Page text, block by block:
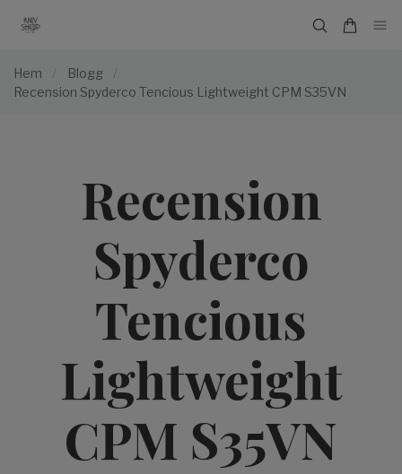
Hem / Blogg
/
Recension Spyderco Tencious Lightweight CPM S35VN
Recension
Spyderco
Tencious
Lightweight
CPM S35VN